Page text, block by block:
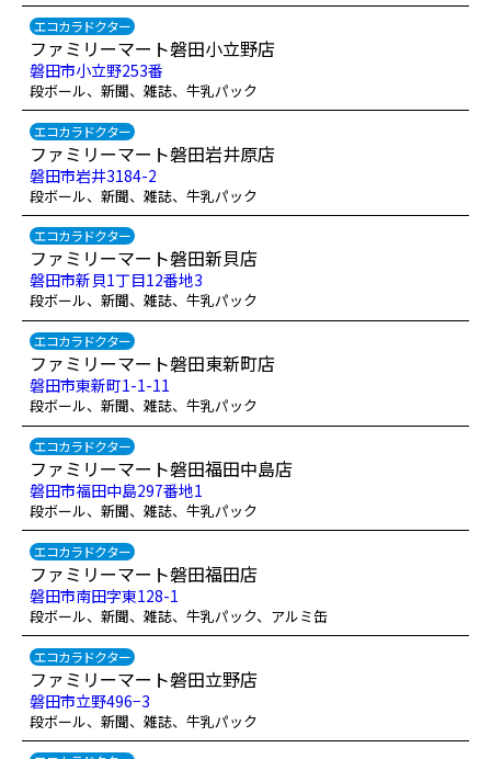
エコカラドクター
ファミリーマート磐田小立野店
磐田市小立野253番
段ボール、新聞、雑誌、牛乳パック
エコカラドクター
ファミリーマート磐田岩井原店
磐田市岩井3184-2
段ボール、新聞、雑誌、牛乳パック
エコカラドクター
ファミリーマート磐田新貝店
磐田市新貝1丁目12番地3
段ボール、新聞、雑誌、牛乳パック
エコカラドクター
ファミリーマート磐田東新町店
磐田市東新町1-1-11
段ボール、新聞、雑誌、牛乳パック
エコカラドクター
ファミリーマート磐田福田中島店
磐田市福田中島297番地1
段ボール、新聞、雑誌、牛乳パック
エコカラドクター
ファミリーマート磐田福田店
磐田市南田字東128-1
段ボール、新聞、雑誌、牛乳パック、アルミ缶
エコカラドクター
ファミリーマート磐田立野店
磐田市立野496−3
段ボール、新聞、雑誌、牛乳パック